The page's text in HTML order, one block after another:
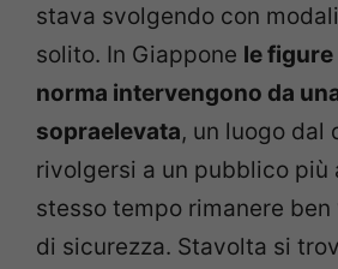
stava svolgendo con
solito. In Giappone le
norma intervengono da
sopraelevata, un luogo dal
rivolgersi a un pubblico più
stesso tempo rimanere
di sicurezza. Stavolta si